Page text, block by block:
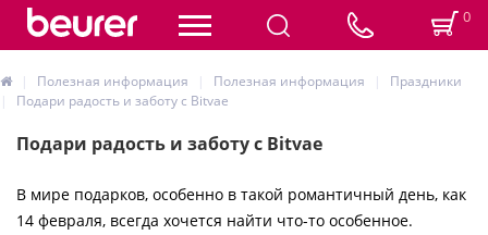
0
Полезная информация Полезная информация
Праздники
Подари радость и заботу с Bitvae
Подари радость и заботу с Bitvae
В мире подарков, особенно в такой романтичный день, как
14 февраля, всегда хочется найти что-то особенное.